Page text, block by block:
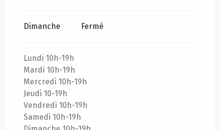
Dimanche Fermé
Lundi 10h-19h
Mardi 10h-19h
Mercredi 10h-19h
Jeudi 10-19h
Vendredi 10h-19h
Samedi 10h-19h